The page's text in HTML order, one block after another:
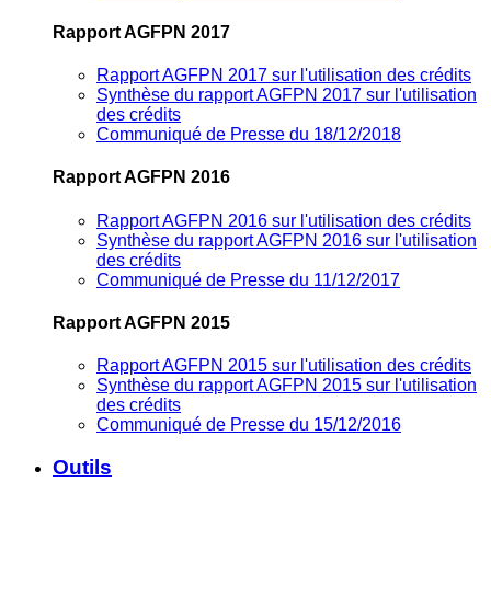
Rapport AGFPN 2017
Rapport AGFPN 2017 sur l'utilisation des crédits
Synthèse du rapport AGFPN 2017 sur l'utilisation
des crédits
Communiqué de Presse du 18/12/2018
Rapport AGFPN 2016
Rapport AGFPN 2016 sur l'utilisation des crédits
Synthèse du rapport AGFPN 2016 sur l'utilisation
des crédits
Communiqué de Presse du 11/12/2017
Rapport AGFPN 2015
Rapport AGFPN 2015 sur l'utilisation des crédits
Synthèse du rapport AGFPN 2015 sur l'utilisation
des crédits
Communiqué de Presse du 15/12/2016
Outils